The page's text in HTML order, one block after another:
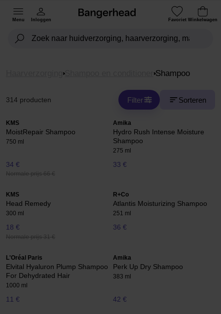
Menu Inloggen Favoriet Winkelwagen
Shampoo en conditioner Shampoo
314 producten Filter Sorteren
KMS
MoistRepair Shampoo
750 ml
34 €
Normale prijs 66 €
Amika
Hydro Rush Intense Moisture
Shampoo
275 ml
33 €
KMS
Head Remedy
300 ml
18 €
Normale prijs 31 €
R+Co
Atlantis Moisturizing Shampoo
251 ml
36 €
L'Oréal Paris
Elvital Hyaluron Plump Shampoo
For Dehydrated Hair
1000 ml
11 €
Amika
Perk Up Dry Shampoo
383 ml
42 €